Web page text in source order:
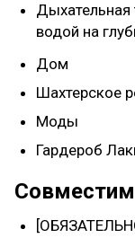
водой на
Дом
Шахтерское
Моды
Гардероб